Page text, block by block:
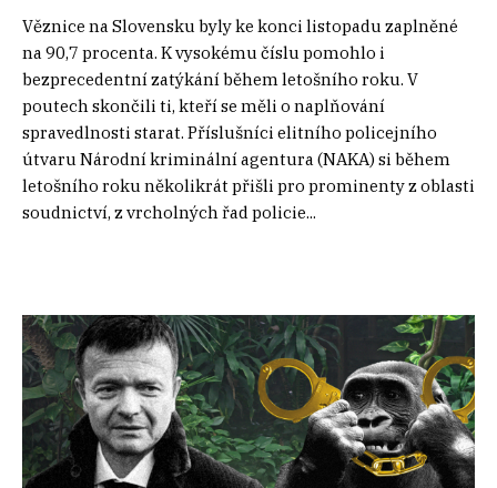
Věznice na Slovensku byly ke konci listopadu zaplněné
na 90,7 procenta. K vysokému číslu pomohlo i
bezprecedentní zatýkání během letošního roku. V
poutech skončili ti, kteří se měli o naplňování
spravedlnosti starat. Příslušníci elitního policejního
útvaru Národní kriminální agentura (NAKA) si během
letošního roku několikrát přišli pro prominenty z oblasti
soudnictví, z vrcholných řad policie...